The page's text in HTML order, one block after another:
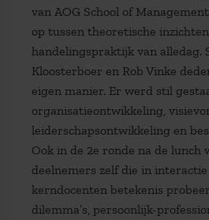
van AOG School of
op tussen theoretische
handelingspraktijk van alledag.
Kloosterboer en Rob Vinke
eigen manier. Er werd stil
organisatieontwikkeling,
leiderschapsontwikkeling en
Ook in de 2e ronde na de lunch
deelnemers zelf die in
kerndocenten betekenis
dilemma’s, persoonlijk-